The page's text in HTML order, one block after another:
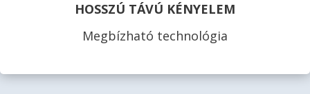
HOSSZÚ TÁVÚ KÉNYELEM
Megbízható technológia